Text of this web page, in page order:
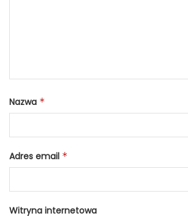
Nazwa *
Adres email *
Witryna internetowa